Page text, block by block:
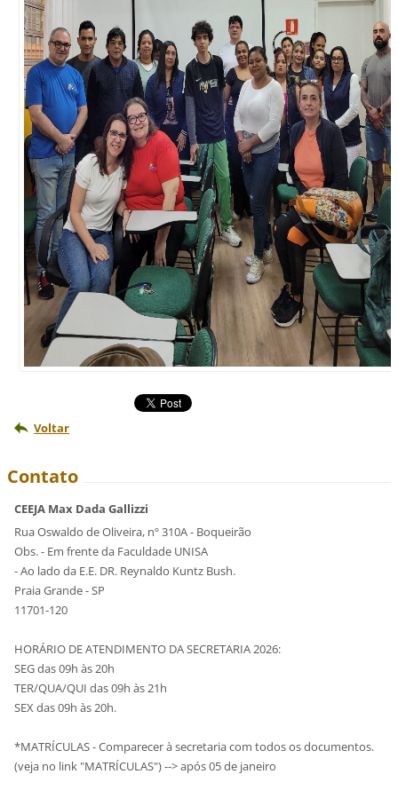
Voltar
Contato
CEEJA Max Dada Gallizzi
Rua Oswaldo de Oliveira, nº 310A - Boqueirão
Obs. - Em frente da Faculdade UNISA
- Ao lado da E.E. DR. Reynaldo Kuntz Bush.
Praia Grande - SP
11701-120
HORÁRIO DE ATENDIMENTO DA SECRETARIA 2026:
SEG das 09h às 20h
TER/QUA/QUI das 09h às 21h
SEX das 09h às 20h.
*MATRÍCULAS - Comparecer à secretaria com todos os documentos.
(veja no link "MATRÍCULAS") --> após 05 de janeiro